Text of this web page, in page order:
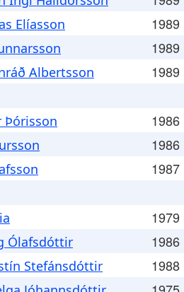
Elíasson 1989
1989
Albertsson 1989
Þórisson 1986
1986
1987
1979
Ólafsdóttir 1986
Stefánsdóttir 1988